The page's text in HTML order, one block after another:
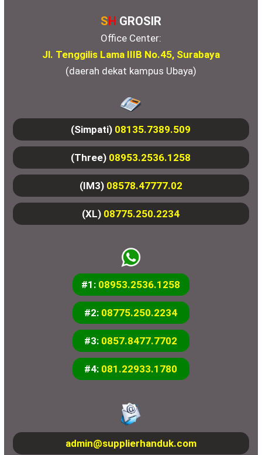
SH GROSIR
Office Center:
Jl. Tenggilis Lama IIIB No.45, Surabaya
(daerah dekat kampus Ubaya)
(Simpati) 08135.7389.509
(Three) 08953.2536.1258
(IM3) 08578.47777.02
(XL) 08775.250.2234
#1: 08953.2536.1258
#2: 08775.250.2234
#3: 0857.8477.7702
#4: 081.22933.1780
admin@supplierhanduk.com